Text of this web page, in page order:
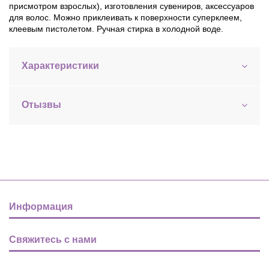
присмотром взрослых), изготовления сувениров, аксессуаров
для волос. Можно приклеивать к поверхности суперклеем,
клеевым пистолетом. Ручная стирка в холодной воде.
Характеристики
Отызвы
Информация
Свяжитесь с нами